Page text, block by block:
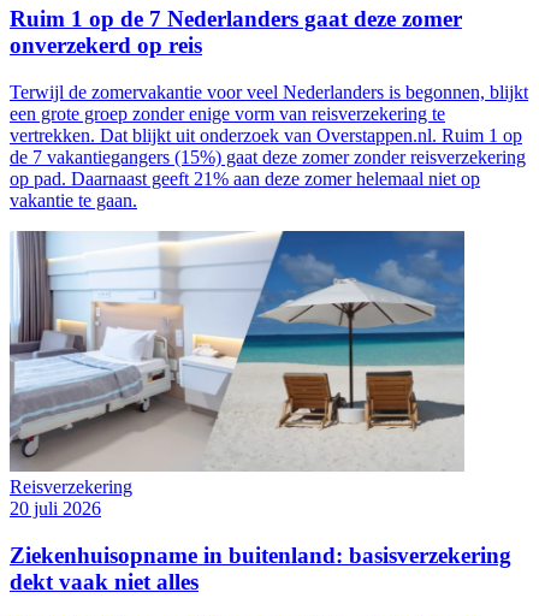
Ruim 1 op de 7 Nederlanders gaat deze zomer
onverzekerd op reis
Terwijl de zomervakantie voor veel Nederlanders is begonnen, blijkt
een grote groep zonder enige vorm van reisverzekering te
vertrekken. Dat blijkt uit onderzoek van Overstappen.nl. Ruim 1 op
de 7 vakantiegangers (15%) gaat deze zomer zonder reisverzekering
op pad. Daarnaast geeft 21% aan deze zomer helemaal niet op
vakantie te gaan.
Reisverzekering
20 juli 2026
Ziekenhuisopname in buitenland: basisverzekering
dekt vaak niet alles